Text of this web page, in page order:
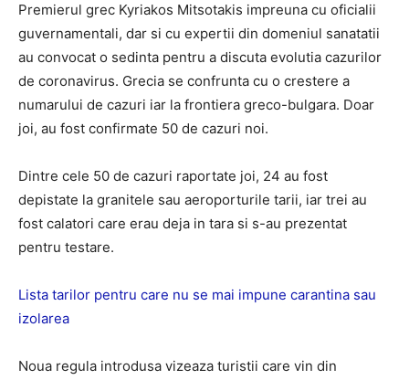
Premierul grec Kyriakos Mitsotakis impreuna cu oficialii
guvernamentali, dar si cu expertii din domeniul sanatatii
au convocat o sedinta pentru a discuta evolutia cazurilor
de coronavirus. Grecia se confrunta cu o crestere a
numarului de cazuri iar la frontiera greco-bulgara. Doar
joi, au fost confirmate 50 de cazuri noi.
Dintre cele 50 de cazuri raportate joi, 24 au fost
depistate la granitele sau aeroporturile tarii, iar trei au
fost calatori care erau deja in tara si s-au prezentat
pentru testare.
Lista tarilor pentru care nu se mai impune carantina sau
izolarea
Noua regula introdusa vizeaza turistii care vin din